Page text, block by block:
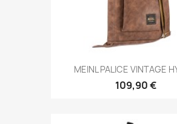
MEINL PALICE VINTAGE
109,90 €